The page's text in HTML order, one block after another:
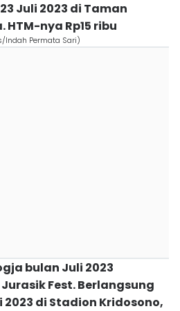
Juli 2023 di Taman
nya Rp15 ribu
Indah Permata Sari)
bulan Juli 2023
Fest. Berlangsung
di Stadion Kridosono,